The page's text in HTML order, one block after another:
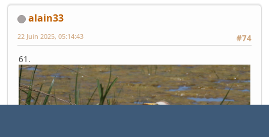
alain33
#74
22 Juin 2025, 05:14:43
61.